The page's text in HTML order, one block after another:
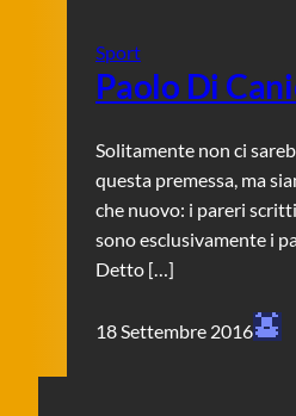
Sport
Paolo Di
Solitamente non ci
questa premessa, ma
che nuovo: i pareri
sono esclusivamente i
Detto […]
18 Settembre 2016